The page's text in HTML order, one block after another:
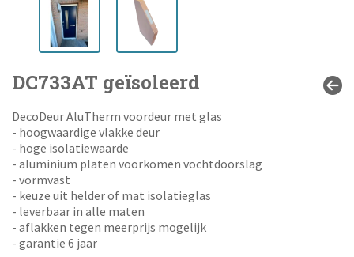
DC733AT geïsoleerd
DecoDeur AluTherm voordeur met glas
- hoogwaardige vlakke deur
- hoge isolatiewaarde
- aluminium platen voorkomen vochtdoorslag
- vormvast
- keuze uit helder of mat isolatieglas
- leverbaar in alle maten
- aflakken tegen meerprijs mogelijk
- garantie 6 jaar